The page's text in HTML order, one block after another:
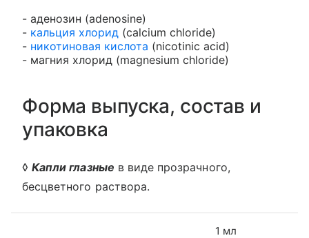
- аденозин (adenosine)
- кальция хлорид (calcium chloride)
- никотиновая кислота (nicotinic acid)
- магния хлорид (magnesium chloride)
Форма выпуска, состав и
упаковка
◊Капли глазные в виде прозрачного,
бесцветного раствора.
1 мл